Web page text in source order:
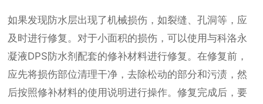
如果发现防水层出现了机械损伤，如裂缝、孔洞等，应
及时进行修复。对于小面积的损伤，可以使用与科洛永
凝液DPS防水剂配套的修补材料进行修复。在修复前，
应先将损伤部位清理干净，去除松动的部分和污渍，然
后按照修补材料的使用说明进行操作。修复完成后，要